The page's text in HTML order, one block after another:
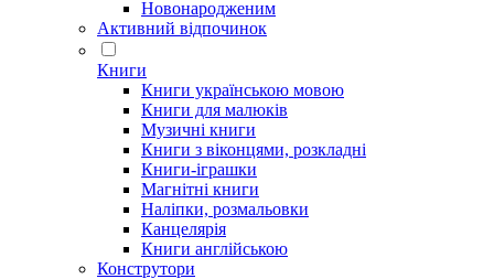
Новонародженим
Активний відпочинок
Книги
Книги українською мовою
Книги для малюків
Музичні книги
Книги з віконцями, розкладні
Книги-іграшки
Магнітні книги
Наліпки, розмальовки
Канцелярія
Книги англійською
Конструтори